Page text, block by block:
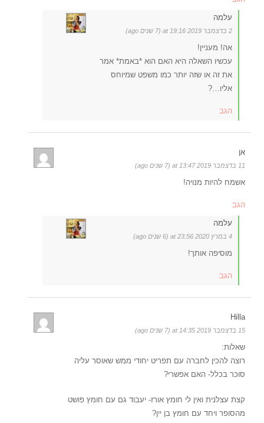
עלמה
2 בדצמבר 2019 at 19:16 (7 שנים ago)
אה! מעניין!
עכשיו השאלה היא האם הוא *באמת* אמר
את זה או שזה יותר כמו משפט שמיוחס
אליו…?
הגב
אן
11 בדצמבר 2019 at 13:47 (7 שנים ago)
אשמח להיות מנויה!
הגב
עלמה
4 במרץ 2020 at 23:56 (6 שנים ago)
מוסיפה אותך!
הגב
Hilla
15 בדצמבר 2019 at 14:35 (7 שנים ago)
שאלות:
רוצה להכין לחברה עם תפריט יחודי ממש שאוסר עליה
סוכר בכלל- האם אפשרי?
קצת עצלנית ואין לי חומץ אורז- יעבוד גם עם חומץ פושט
מהסופר ויחד עם חומץ בן יין?